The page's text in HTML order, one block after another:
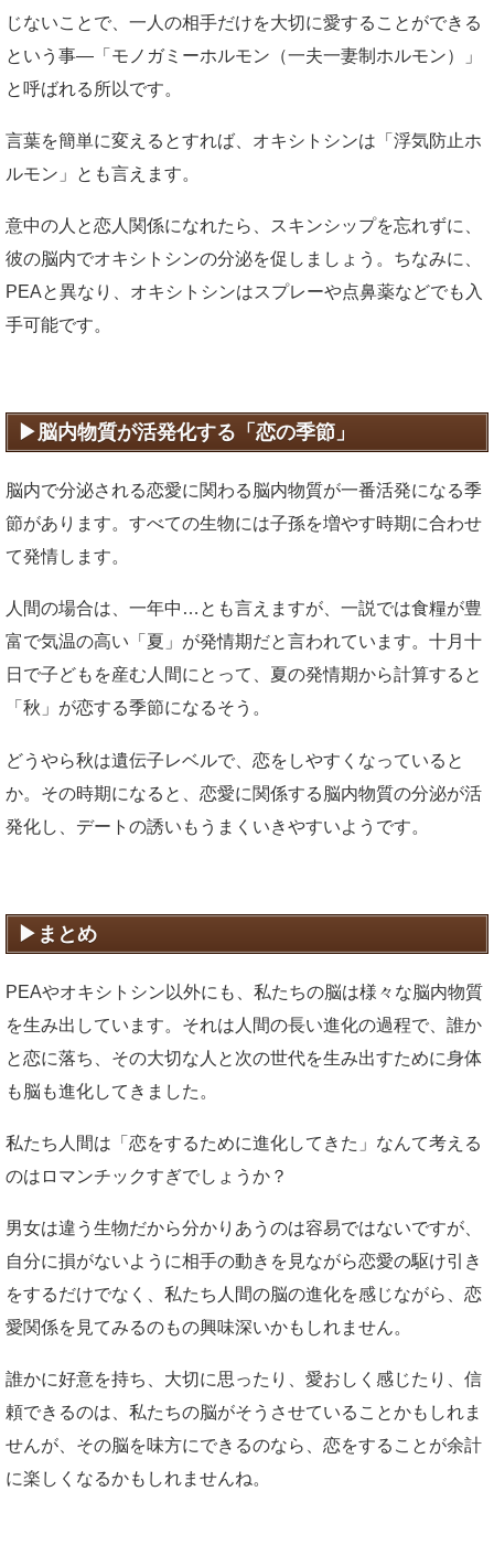
じないことで、一人の相手だけを大切に愛することができる
という事―「モノガミーホルモン（一夫一妻制ホルモン）」
と呼ばれる所以です。
言葉を簡単に変えるとすれば、オキシトシンは「浮気防止ホ
ルモン」とも言えます。
意中の人と恋人関係になれたら、スキンシップを忘れずに、
彼の脳内でオキシトシンの分泌を促しましょう。ちなみに、
PEAと異なり、オキシトシンはスプレーや点鼻薬などでも入
手可能です。
脳内物質が活発化する「恋の季節」
脳内で分泌される恋愛に関わる脳内物質が一番活発になる季
節があります。すべての生物には子孫を増やす時期に合わせ
て発情します。
人間の場合は、一年中…とも言えますが、一説では食糧が豊
富で気温の高い「夏」が発情期だと言われています。十月十
日で子どもを産む人間にとって、夏の発情期から計算すると
「秋」が恋する季節になるそう。
どうやら秋は遺伝子レベルで、恋をしやすくなっていると
か。その時期になると、恋愛に関係する脳内物質の分泌が活
発化し、デートの誘いもうまくいきやすいようです。
まとめ
PEAやオキシトシン以外にも、私たちの脳は様々な脳内物質
を生み出しています。それは人間の長い進化の過程で、誰か
と恋に落ち、その大切な人と次の世代を生み出すために身体
も脳も進化してきました。
私たち人間は「恋をするために進化してきた」なんて考える
のはロマンチックすぎでしょうか？
男女は違う生物だから分かりあうのは容易ではないですが、
自分に損がないように相手の動きを見ながら恋愛の駆け引き
をするだけでなく、私たち人間の脳の進化を感じながら、恋
愛関係を見てみるのもの興味深いかもしれません。
誰かに好意を持ち、大切に思ったり、愛おしく感じたり、信
頼できるのは、私たちの脳がそうさせていることかもしれま
せんが、その脳を味方にできるのなら、恋をすることが余計
に楽しくなるかもしれませんね。